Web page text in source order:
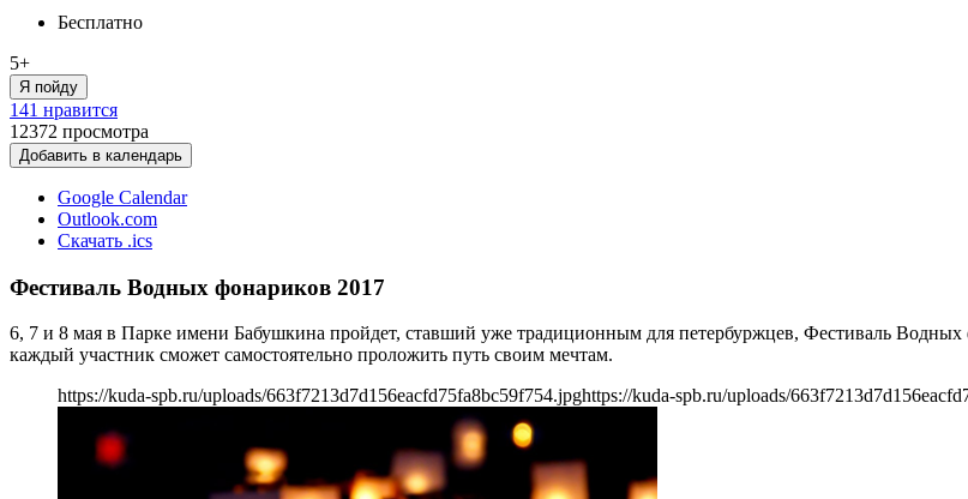
Бесплатно
5+
Я пойду
141 нравится
12372 просмотра
Добавить в календарь
Google Calendar
Outlook.com
Скачать .ics
Фестиваль Водных фонариков 2017
6, 7 и 8 мая в Парке имени Бабушкина пройдет, ставший уже традиционным для петербуржцев, Фестиваль
каждый участник сможет самостоятельно проложить путь своим мечтам.
https://kuda-spb.ru/uploads/663f7213d7d156eacfd75fa8bc59f754.jpghttps://kuda-spb.ru/uploads/